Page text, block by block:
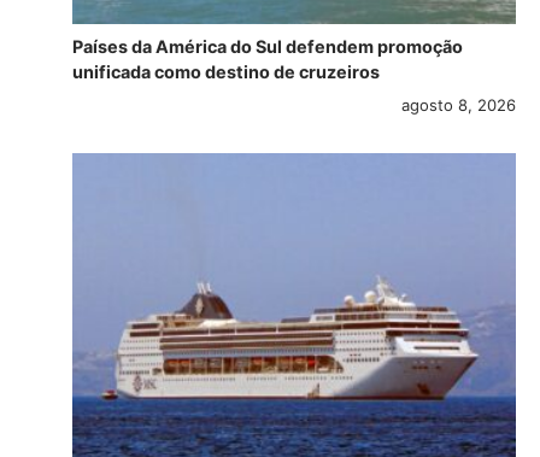
Países da América do Sul defendem promoção
unificada como destino de cruzeiros
agosto 8, 2026